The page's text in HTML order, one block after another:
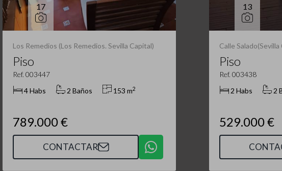
17
Los Remedios (Los Remedios. Sevilla Capital)
Piso
Ref. 003447
4 Habs
2 Baños 153 m2
789.000 €
CONTACTAR
13
Calle Salado(Sevilla
Piso
Ref. 003438
2 Habs
2
529.000 €